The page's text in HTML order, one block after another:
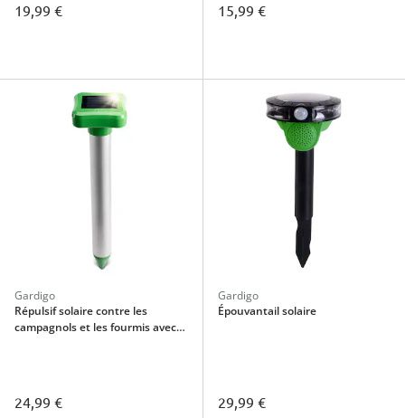
19,99 € 15,99 €
Gardigo
Répulsif solaire contre les
campagnols et les fourmis avec
24,99 €
Gardigo
Épouvantail solaire
29,99 €